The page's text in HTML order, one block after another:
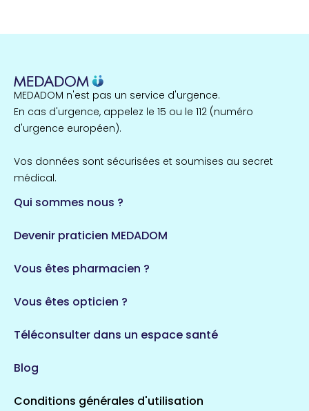
Île-de-France
857 espaces de santé
124 espaces de santé
Auvergne-Rhône-Alpes
720 espaces de santé
Côtes-d'Armor
Maine-et-Loire
Loiret
1 espaces de santé
1 espaces de santé
MEDADOM n'est pas un service d'urgence.
En cas d'urgence, appelez le 15 ou le 112 (numéro
d'urgence européen).
Vos données sont sécurisées et soumises au secret
médical.
Qui sommes nous ?
Devenir praticien MEDADOM
Vous êtes pharmacien ?
Vous êtes opticien ?
Téléconsulter dans un espace santé
Blog
Conditions générales d'utilisation